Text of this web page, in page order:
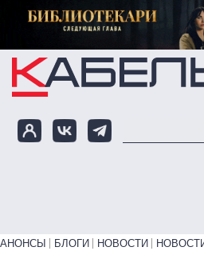
Перейти к основному
Primary links bottom
АНОНСЫ БЛОГИ НОВОСТИ